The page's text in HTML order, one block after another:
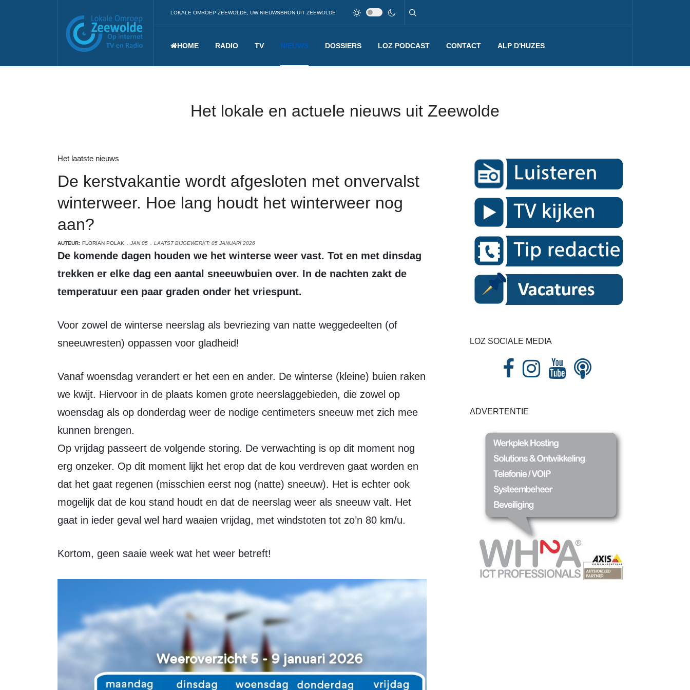
LOKALE OMROEP ZEEWOLDE, UW NIEUWSBRON UIT ZEEWOLDE
HOME RADIO TV NIEUWS DOSSIERS LOZ PODCAST CONTACT ALP D'HUZES
Het lokale en actuele nieuws uit Zeewolde
Het laatste nieuws
De kerstvakantie wordt afgesloten met onvervalst
winterweer. Hoe lang houdt het winterweer nog
aan?
AUTEUR: FLORIAN POLAK JAN 05 LAATST BIJGEWERKT: 05 JANUARI 2026
De komende dagen houden we het winterse weer vast. Tot en met dinsdag
trekken er elke dag een aantal sneeuwbuien over. In de nachten zakt de
temperatuur een paar graden onder het vriespunt.
Voor zowel de winterse neerslag als bevriezing van natte weggedeelten (of
sneeuwresten) oppassen voor gladheid!
Vanaf woensdag verandert er het een en ander. De winterse (kleine) buien raken
we kwijt. Hiervoor in de plaats komen grote neerslaggebieden, die zowel op
woensdag als op donderdag weer de nodige centimeters sneeuw met zich mee
kunnen brengen.
Op vrijdag passeert de volgende storing. De verwachting is op dit moment nog
erg onzeker. Op dit moment lijkt het erop dat de kou verdreven gaat worden en
dat het gaat regenen (misschien eerst nog (natte) sneeuw). Het is echter ook
mogelijk dat de kou stand houdt en dat de neerslag weer als sneeuw valt. Het
gaat in ieder geval wel hard waaien vrijdag, met windstoten tot zo’n 80 km/u.
Kortom, geen saaie week wat het weer betreft!
LOZ SOCIALE MEDIA
ADVERTENTIE